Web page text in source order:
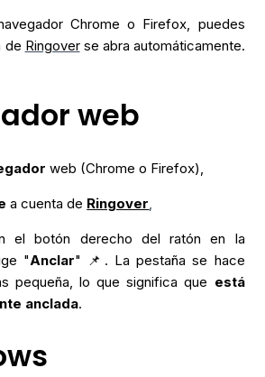
Chrome o Firefox, puedes
de Ringoverse abra automáticamente.
web
web (Chrome o Firefox),
a cuenta de Ringover
el botón derecho del ratón en la
"Anclar" 📌. La pestaña se hace
pequeña, lo que significa que está
anclada.